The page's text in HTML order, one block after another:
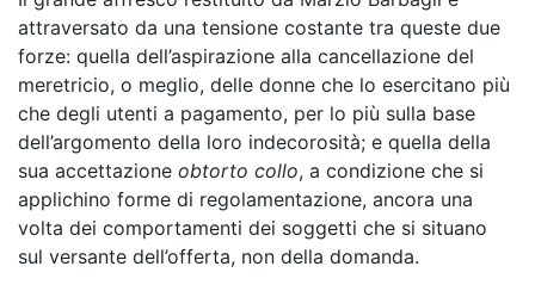
attraversato da una tensione costante tra queste due
forze: quella dell’aspirazione alla cancellazione del
meretricio, o meglio, delle donne che lo esercitano più
che degli utenti a pagamento, per lo più sulla base
dell’argomento della loro indecorosità; e quella della
sua accettazione obtorto collo, a condizione che si
applichino forme di regolamentazione, ancora una
volta dei comportamenti dei soggetti che si situano
sul versante dell’offerta, non della domanda.